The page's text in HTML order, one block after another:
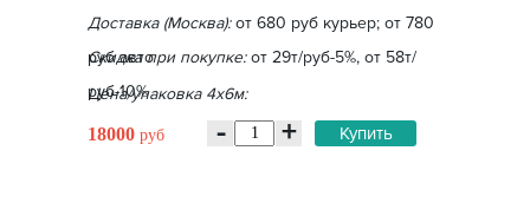
Доставка (Москва):от 680 руб курьер; от 780
руб авто
Скидка при покупке:от 29т/руб-5%, от 58т/
руб-10%
Цена/упаковка 4х6м:
18000 руб - + Купить